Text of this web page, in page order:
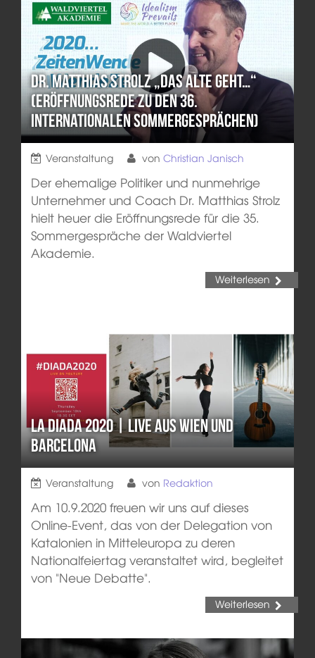
Dr. Matthias Strolz „Das Alte geht…“
(Eröffnungsrede zu den 36.
Internationalen Sommergesprächen)
Veranstaltung von Christian Janisch
Der ehemalige Politiker und nunmehrige
Unternehmer und Coach Dr. Matthias Strolz
hielt heuer die Eröffnungsrede für die 35.
Sommergespräche der Waldviertel
Akademie.
Weiterlesen
La Diada 2020 | Live aus Wien und
Barcelona
Veranstaltung von Redaktion
Am 10.9.2020 freuen wir uns auf dieses
Online-Event, das von der Delegation von
Katalonien in Mitteleuropa zu deren
Nationalfeiertag veranstaltet wird, begleitet
von "Neue Debatte".
Weiterlesen